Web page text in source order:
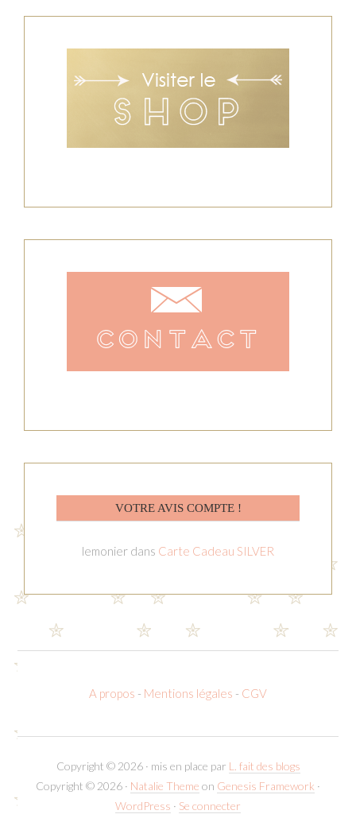
VOTRE AVIS COMPTE !
lemonier dans Carte Cadeau SILVER
A propos - Mentions légales - CGV
Copyright © 2026 · mis en place par L. fait des blogs
Copyright © 2026 · Natalie Theme on Genesis Framework ·
WordPress · Se connecter